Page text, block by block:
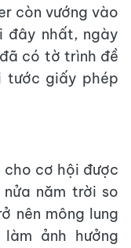
còn vướng vào
đây nhất, ngày
đã có tờ trình đề
tước giấy phép
cho cơ hội được
năm trời so
nên mông lung
ảnh hưởng